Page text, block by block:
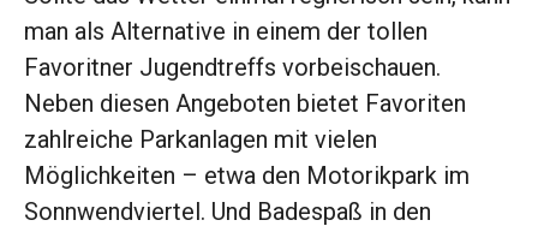
man als Alternative in einem der tollen
Favoritner Jugendtreffs vorbeischauen.
Neben diesen Angeboten bietet Favoriten
zahlreiche Parkanlagen mit vielen
Möglichkeiten – etwa den Motorikpark im
Sonnwendviertel. Und Badespaß in den